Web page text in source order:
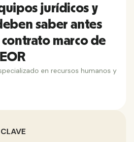
jurídicos y
saber antes
marco de
en recursos humanos y